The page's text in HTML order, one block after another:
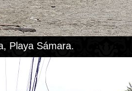
Playa Sámara.